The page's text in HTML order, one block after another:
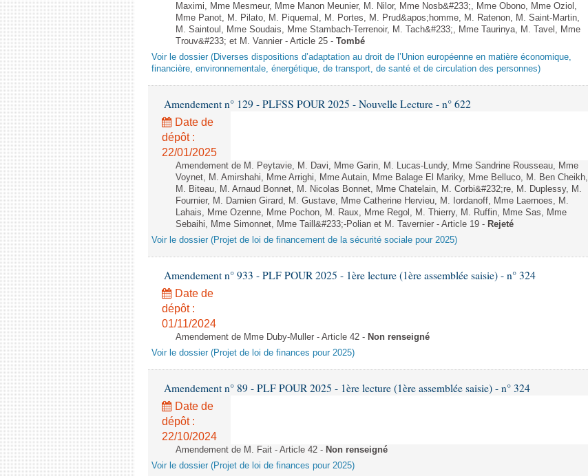
Maximi, Mme Mesmeur, Mme Manon Meunier, M. Nilor, Mme Nosb&#233;, Mme Obono, Mme Oziol,
Mme Panot, M. Pilato, M. Piquemal, M. Portes, M. Prud&apos;homme, M. Ratenon, M. Saint-Martin,
M. Saintoul, Mme Soudais, Mme Stambach-Terrenoir, M. Tach&#233;, Mme Taurinya, M. Tavel, Mme
Trouv&#233; et M. Vannier - Article 25 - Tombé
Voir le dossier (Diverses dispositions d’adaptation au droit de l’Union européenne en matière économique,
financière, environnementale, énergétique, de transport, de santé et de circulation des personnes)
Amendement n° 129 - PLFSS POUR 2025 - Nouvelle Lecture - n° 622
Date de
dépôt :
22/01/2025
Amendement de M. Peytavie, M. Davi, Mme Garin, M. Lucas-Lundy, Mme Sandrine Rousseau, Mme
Voynet, M. Amirshahi, Mme Arrighi, Mme Autain, Mme Balage El Mariky, Mme Belluco, M. Ben Cheikh,
M. Biteau, M. Arnaud Bonnet, M. Nicolas Bonnet, Mme Chatelain, M. Corbi&#232;re, M. Duplessy, M.
Fournier, M. Damien Girard, M. Gustave, Mme Catherine Hervieu, M. Iordanoff, Mme Laernoes, M.
Lahais, Mme Ozenne, Mme Pochon, M. Raux, Mme Regol, M. Thierry, M. Ruffin, Mme Sas, Mme
Sebaihi, Mme Simonnet, Mme Taill&#233;-Polian et M. Tavernier - Article 19 - Rejeté
Voir le dossier (Projet de loi de financement de la sécurité sociale pour 2025)
Amendement n° 933 - PLF POUR 2025 - 1ère lecture (1ère assemblée saisie) - n° 324
Date de
dépôt :
01/11/2024
Amendement de Mme Duby-Muller - Article 42 - Non renseigné
Voir le dossier (Projet de loi de finances pour 2025)
Amendement n° 89 - PLF POUR 2025 - 1ère lecture (1ère assemblée saisie) - n° 324
Date de
dépôt :
22/10/2024
Amendement de M. Fait - Article 42 - Non renseigné
Voir le dossier (Projet de loi de finances pour 2025)